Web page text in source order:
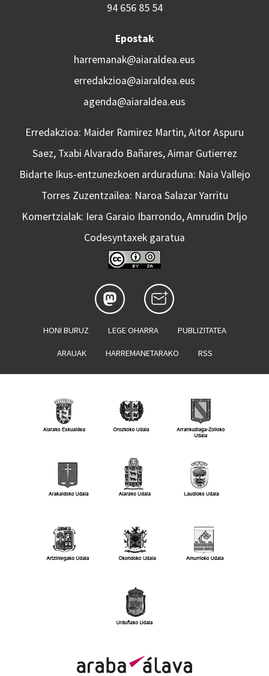
94 656 85 54
Epostak
harremanak@aiaraldea.eus
erredakzioa@aiaraldea.eus
agenda@aiaraldea.eus
Erredakzioa: Maider Ramirez Martin, Aitor Aspuru
Saez, Txabi Alvarado Bañares, Aimar Gutierrez
Bidarte Ikus-entzunezkoen arduraduna: Naia Vallejo
Torres Zuzentzailea: Naroa Salazar Yarritu
Komertzialak: Iera Garaio Ibarrondo, Amrudin Drljo
Codesyntaxek garatua
HONI BURUZ LEGE OHARRA PUBLIZITATEA
ARAUAK HARREMANETARAKO RSS